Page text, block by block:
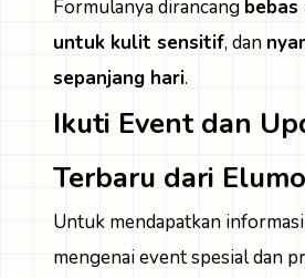
Formulanya dirancang
untuk kulit sensitif, dan
sepanjang hari.
Ikuti Event dan
Terbaru dari
Untuk mendapatkan
mengenai event spesial dan